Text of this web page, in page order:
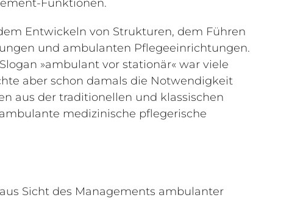
Funktionen.
Entwickeln von Strukturen, dem Führen
und ambulanten Pflegeeinrichtungen.
»ambulant vor stationär« war viele
aber schon damals die Notwendigkeit
aus der traditionellen und klassischen
medizinische pflegerische
Sicht des Managements ambulanter